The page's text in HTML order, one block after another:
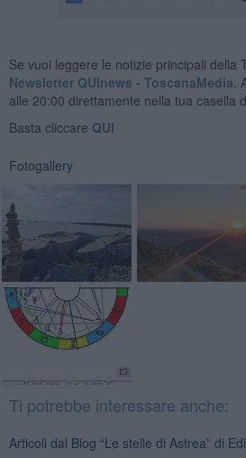
Se vuoi leggere le notizie principali della
Newsletter QUInews - ToscanaMedia.
alle 20:00 direttamente nella tua casella
Basta cliccare QUI
Fotogallery
Ti potrebbe interessare anche:
Articoli dal Blog “Le stelle di Astrea” di